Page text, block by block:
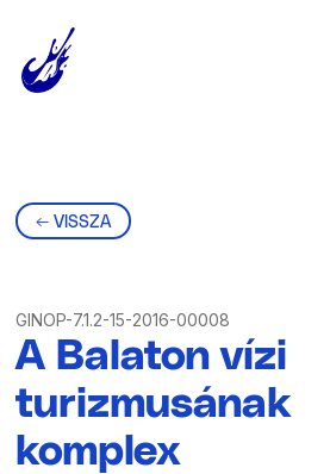
← VISSZA
GINOP-7.1.2-15-2016-00008
A Balaton vízi
turizmusának
komplex